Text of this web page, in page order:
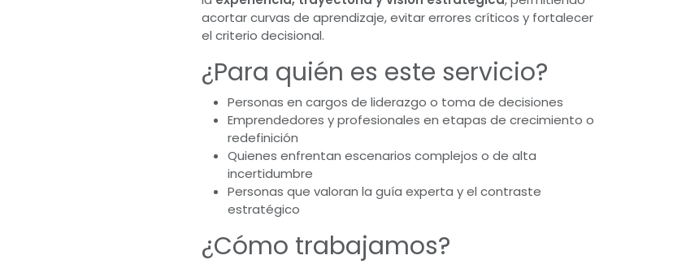
acortar curvas de aprendizaje, evitar errores críticos y fortalecer
el criterio decisional.
¿Para quién es este servicio?
Personas en cargos de liderazgo o toma de decisiones
Emprendedores y profesionales en etapas de crecimiento o
redefinición
Quienes enfrentan escenarios complejos o de alta
incertidumbre
Personas que valoran la guía experta y el contraste
estratégico
¿Cómo trabajamos?